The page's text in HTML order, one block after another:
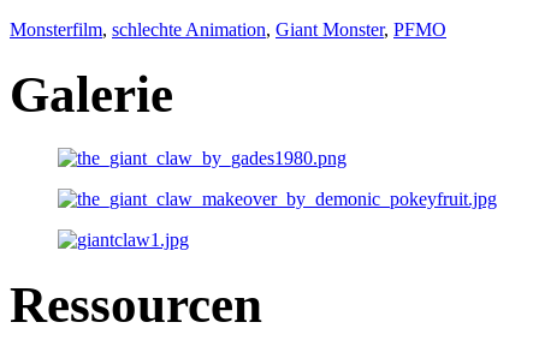
Monsterfilm, schlechte Animation, Giant Monster, PFMO
Galerie
Ressourcen